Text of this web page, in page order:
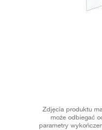
Zdjęcia produktu
może odbiegać
parametry